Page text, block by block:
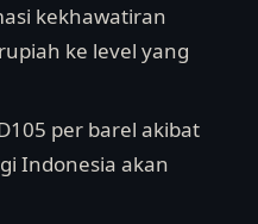
kekhawatiran
ke level yang
per barel akibat
Indonesia akan